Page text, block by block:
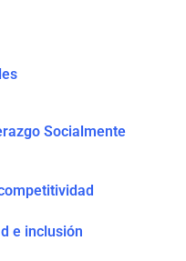
Socialmente
e inclusión